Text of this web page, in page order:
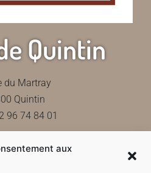
aux
Quintin
du Martray
Quintin
96 74 84 01